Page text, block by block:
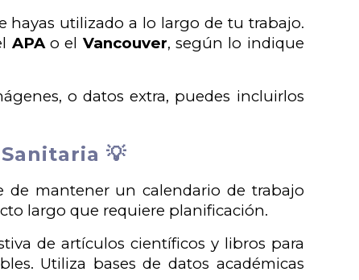
hayas utilizado a lo largo de tu trabajo.
APAo el Vancouver, según lo indique
o datos extra, puedes incluirlos
💡
de mantener un calendario de trabajo
largo que requiere planificación.
de artículos científicos y libros para
Utiliza bases de datos académicas